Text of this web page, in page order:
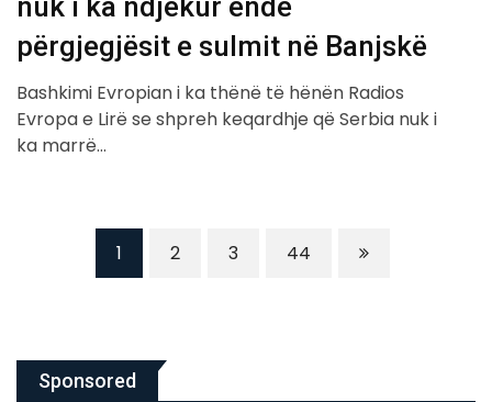
nuk i ka ndjekur ende
përgjegjësit e sulmit në Banjskë
Bashkimi Evropian i ka thënë të hënën Radios
Evropa e Lirë se shpreh keqardhje që Serbia nuk i
ka marrë…
1 2 3 44
Sponsored